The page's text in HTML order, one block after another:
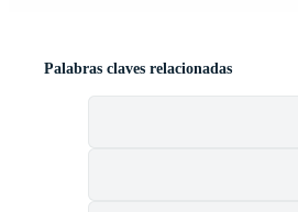
Palabras claves relacionadas